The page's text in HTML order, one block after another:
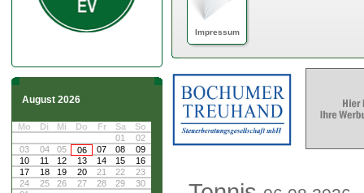
August 2026
Mo Di Mi Do Fr Sa
So
01
02
03
04 05 06 07 08
09
10
11 12 13 14 15
16
17
18 19 20 21 22
23
24
25 26 27 28 29
30
Impressum